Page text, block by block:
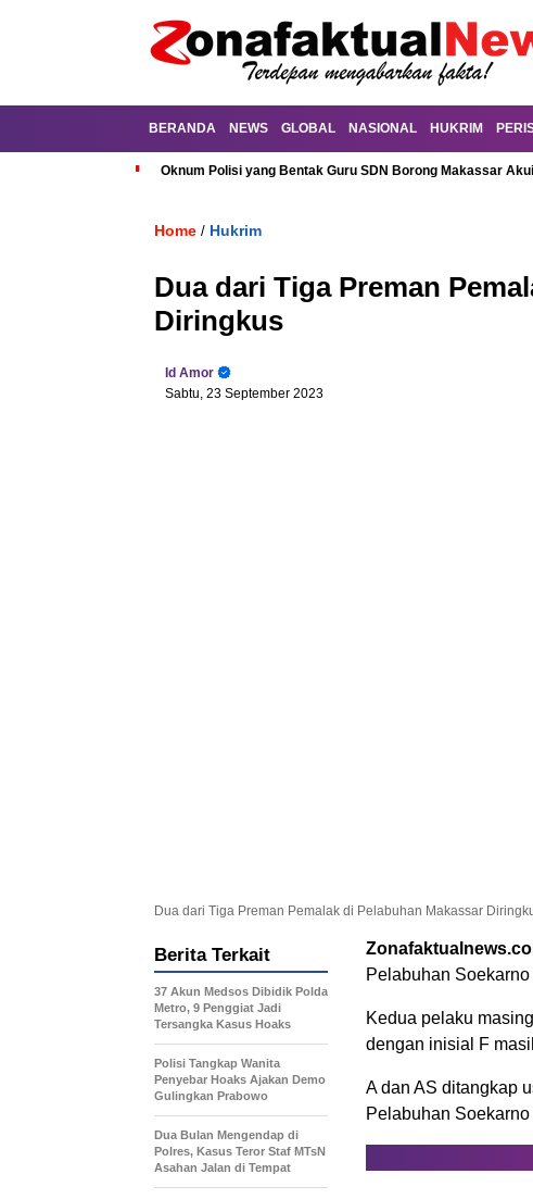
BERANDA NEWS GLOBAL NASIONAL HUKRIM
Oknum Polisi yang Bentak Guru SDN Borong Makassar
Home / Hukrim
Dua dari Tiga Preman
Diringkus
Id Amor
Sabtu, 23 September 2023
Dua dari Tiga Preman Pemalak di Pelabuhan Makassar
Pelabuhan
Kedua pelaku
dengan inisial F
A dan AS ditangkap
Pelabuhan
Berita Terkait
37 Akun Medsos Dibidik Polda
Metro, 9 Penggiat Jadi
Tersangka Kasus Hoaks
Polisi Tangkap Wanita
Penyebar Hoaks Ajakan Demo
Gulingkan Prabowo
Dua Bulan Mengendap di
Polres, Kasus Teror Staf MTsN
Asahan Jalan di Tempat